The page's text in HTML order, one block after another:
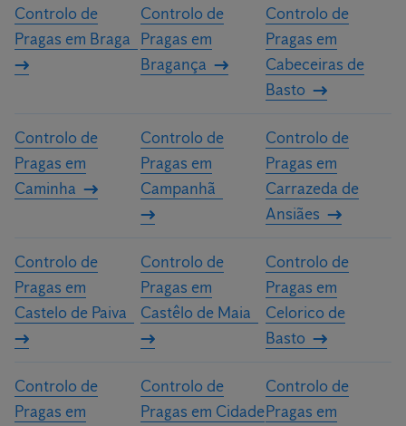
Controlo de
Pragas em Braga
Controlo de
Pragas em
Bragança
Controlo de
Pragas em
Cabeceiras de
Basto
Controlo de
Pragas em
Caminha
Controlo de
Pragas em
Campanhã
Controlo de
Pragas em
Carrazeda de
Ansiães
Controlo de
Pragas em
Castelo de Paiva
Controlo de
Pragas em
Castêlo de Maia
Controlo de
Pragas em
Celorico de
Basto
Controlo de
Pragas em
Controlo de
Pragas em Cidade
Controlo de
Pragas em